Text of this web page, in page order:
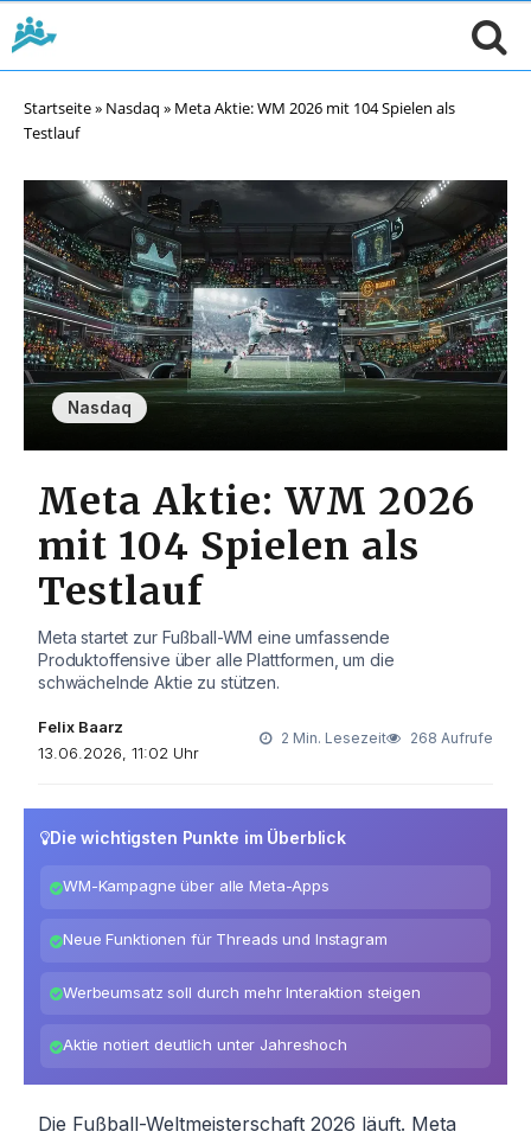
Startseite» Nasdaq » Meta Aktie: WM 2026 mit 104 Spielen als
Testlauf
Nasdaq
Meta Aktie: WM 2026
mit 104 Spielen als
Testlauf
Meta startet zur Fußball-WM eine umfassende
Produktoffensive über alle Plattformen, um die
schwächelnde Aktie zu stützen.
Felix Baarz
13.06.2026, 11:02 Uhr
2 Min. Lesezeit 268 Aufrufe
Die wichtigsten Punkte im Überblick
WM-Kampagne über alle Meta-Apps
Neue Funktionen für Threads und Instagram
Werbeumsatz soll durch mehr Interaktion steigen
Aktie notiert deutlich unter Jahreshoch
Die Fußball-Weltmeisterschaft 2026 läuft. Meta